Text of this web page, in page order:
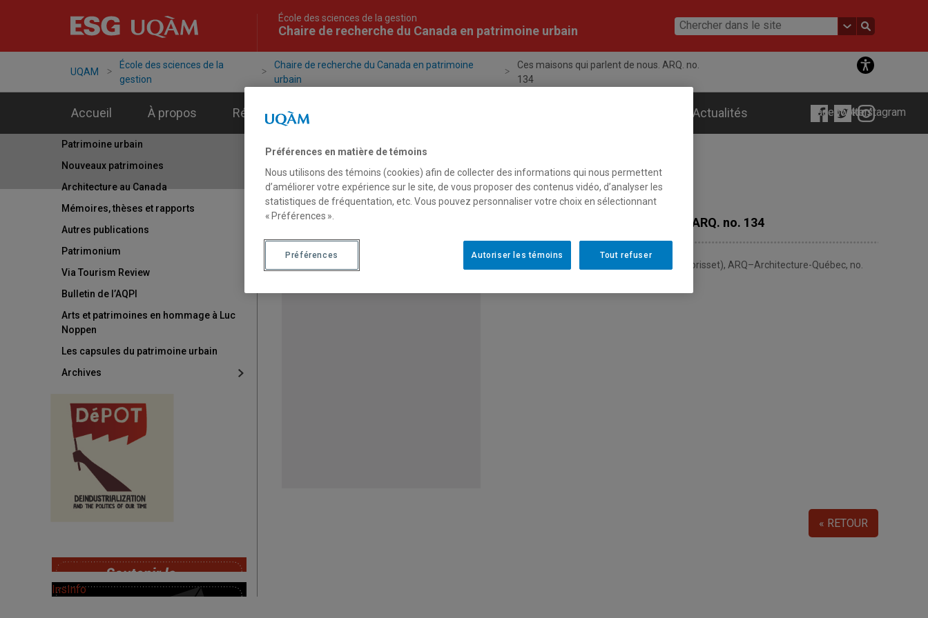
École des sciences de la gestion
Chaire de recherche du Canada en patrimoine urbain
UQAM
École des sciences de la
gestion
Chaire de recherche du Canada en patrimoine
urbain
Ces maisons qui parlent de nous. ARQ. no.
134
Accueil À propos Réseaux Actualités Facebook
TwitterInstagram
Patrimoine urbain
Nouveaux patrimoines
Architecture au Canada
Mémoires, thèses et rapports
Autres publications
Patrimonium
Via Tourism Review
Bulletin de l’AQPI
Arts et patrimoines en hommage à Luc
Noppen
Les capsules du patrimoine urbain
Archives
SoutChaire
InsInfo
27 juillet 2006
Ces maisons qui parlent de nous. ARQ. no. 134
« Ces maisons qui parlent de nous », (L. K. Morisset), ARQ–Architecture-Québec, no.
« RETOUR
Préférences en matière de témoins
Nous utilisons des témoins (cookies) afin de collecter des informations qui nous permettent
d’améliorer votre expérience sur le site, de vous proposer des contenus vidéo, d’analyser les
statistiques de fréquentation, etc. Vous pouvez personnaliser votre choix en sélectionnant
« Préférences ».
Tout refuser
Autoriser les témoins
Préférences